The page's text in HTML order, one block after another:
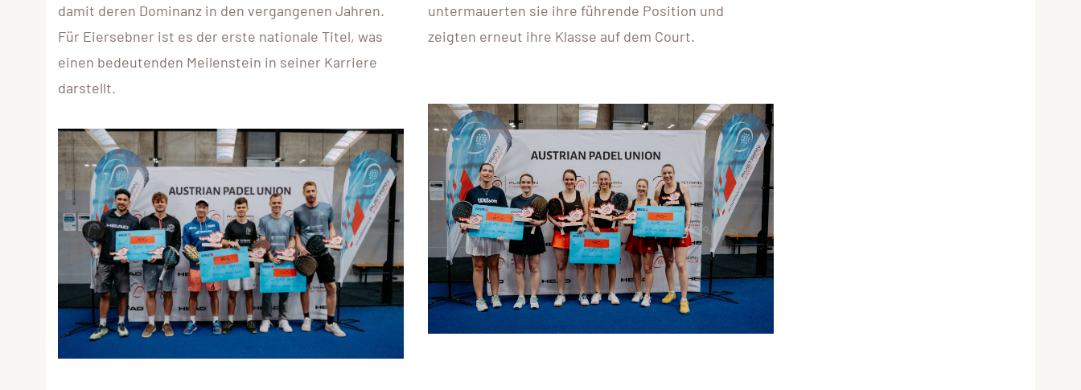
damit deren Dominanz in den vergangenen Jahren.
Für Eiersebner ist es der erste nationale Titel, was
einen bedeutenden Meilenstein in seiner Karriere
darstellt.
untermauerten sie ihre führende Position und
zeigten erneut ihre Klasse auf dem Court.